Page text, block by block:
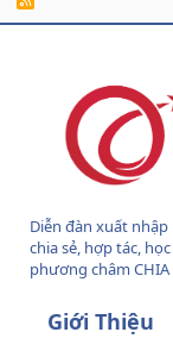
Diễn đàn xuất
chia sẻ, hợp tác,
phương châm CHIA
Giới Thiệu